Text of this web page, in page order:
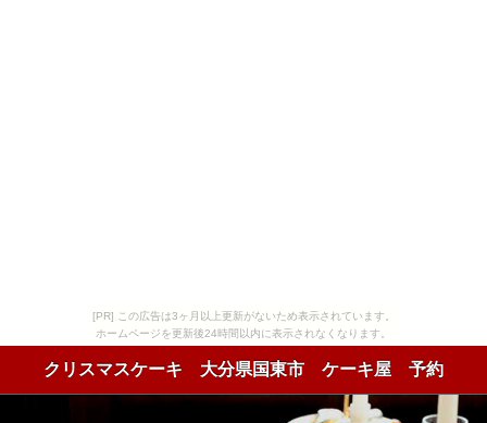
[PR] この広告は3ヶ月以上更新がないため表示されています。
ホームページを更新後24時間以内に表示されなくなります。
クリスマスケーキ 大分県国東市 ケーキ屋 予約